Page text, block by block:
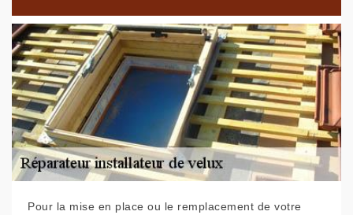
Pour la mise en place ou le remplacement de votre